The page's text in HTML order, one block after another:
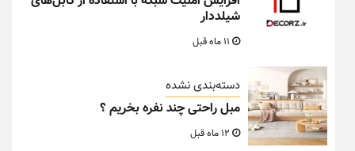
شیلددار
دسته‌بندی نشده
مبل راحتی چند نفره بخریم ؟